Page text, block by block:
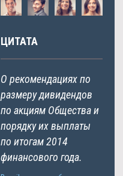
ЦИТАТА
О рекомендациях по
размеру дивидендов
по акциям Общества и
порядку их выплаты
по итогам 2014
финансового года.